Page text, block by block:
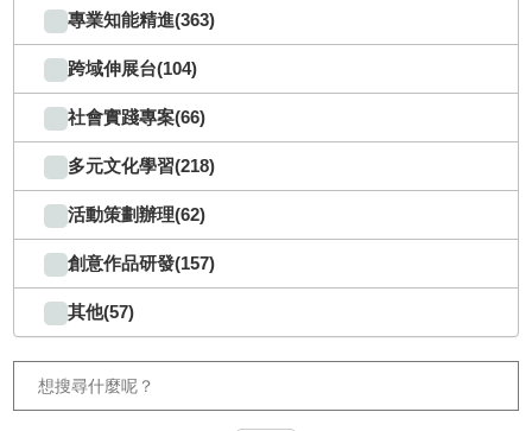
專業知能精進(363)
跨域伸展台(104)
社會實踐專案(66)
多元文化學習(218)
活動策劃辦理(62)
創意作品研發(157)
其他(57)